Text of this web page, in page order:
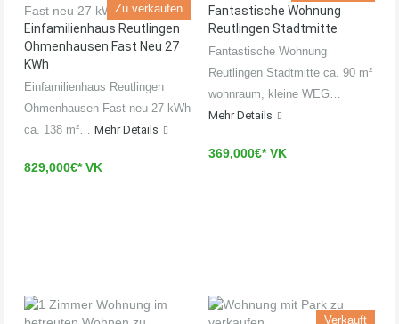
Zu verkaufen
Einfamilienhaus Reutlingen
Ohmenhausen Fast Neu 27
KWh
Einfamilienhaus Reutlingen
Ohmenhausen Fast neu 27 kWh
ca. 138 m²… Mehr Details
829,000€* VK
Fantastische Wohnung
Reutlingen Stadtmitte
Fantastische Wohnung
Reutlingen Stadtmitte ca. 90 m²
wohnraum, kleine WEG…
Mehr Details
369,000€* VK
Verkauft